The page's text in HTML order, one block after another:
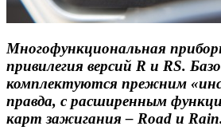
Многофункциональная
привилегия версий R и RS.
комплектуются прежним
правда, с расширенным
карт зажигания – Road и